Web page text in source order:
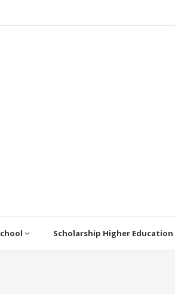
Scholarship Higher Education